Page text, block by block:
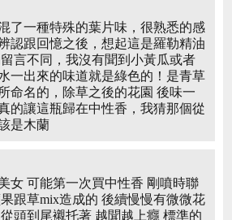
了一種特殊的葉片味，很熟悉的感
認跟回憶之後，想起這是羅勒精油
言不同，我沒有聞到小黃瓜或者
一出來的味道就是綠色的！是青草
命名的，除草之後的花園 後味一
的讓這瓶歸在中性香，我猜那個從
是木蘭
女 可能第一次買中性香 剛噴時聯
跟草mix造成的 後續慢慢有微微花
頭到尾襯托著 越聞越上癮 標準的